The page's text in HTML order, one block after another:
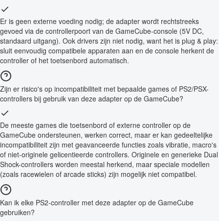
Er is geen externe voeding nodig; de adapter wordt rechtstreeks
gevoed via de controllerpoort van de GameCube-console (5V DC,
standaard uitgang). Ook drivers zijn niet nodig, want het is plug & play:
sluit eenvoudig compatibele apparaten aan en de console herkent de
controller of het toetsenbord automatisch.
Zijn er risico's op incompatibiliteit met bepaalde games of PS2/PSX-
controllers bij gebruik van deze adapter op de GameCube?
De meeste games die toetsenbord of externe controller op de
GameCube ondersteunen, werken correct, maar er kan gedeeltelijke
incompatibiliteit zijn met geavanceerde functies zoals vibratie, macro's
of niet-originele gelicentieerde controllers. Originele en generieke Dual
Shock-controllers worden meestal herkend, maar speciale modellen
(zoals racewielen of arcade sticks) zijn mogelijk niet compatibel.
Kan ik elke PS2-controller met deze adapter op de GameCube
gebruiken?